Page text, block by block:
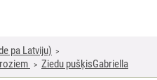
pa Latviju)
Ziedu pušķisGabriella